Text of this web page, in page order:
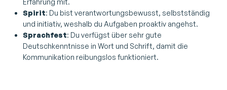
Erfahrung mit.
Spirit: Du bist verantwortungsbewusst, selbstständig
und initiativ, weshalb du Aufgaben proaktiv angehst.
Sprachfest: Du verfügst über sehr gute
Deutschkenntnisse in Wort und Schrift, damit die
Kommunikation reibungslos funktioniert.